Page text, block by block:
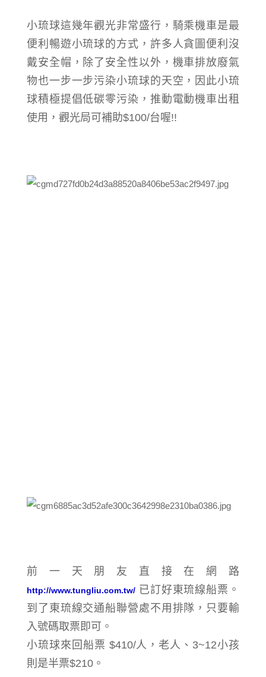
小琉球這幾年觀光非常盛行，騎乘機車是最
便利暢遊小琉球的方式，許多人貪圖便利沒
戴安全帽，除了安全性以外，機車排放廢氣
物也一步一步污染小琉球的天空，因此小琉
球積極提倡低碳零污染，推動電動機車出租
使用， 觀光局可補助$100/台喔!!
前一天朋友直接在網路
http://www.tungliu.com.tw/ 已訂好東琉線船票。
到了東琉線交通船聯營處不用排隊，只要輸
入號碼取票即可。
小琉球來回船票 $410/人， 老人、3~12小孩
則是半票$210。